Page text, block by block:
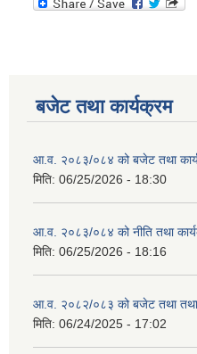
बजेट तथा कार्यक्रम
आ.व. २०८३/०८४ को बजेट तथा
मिति: 06/25/2026 - 18:30
आ.व. २०८३/०८४ को नीति तथा
मिति: 06/25/2026 - 18:16
आ.व. २०८२/०८३ को बजेट तथा तथा
मिति: 06/24/2025 - 17:02